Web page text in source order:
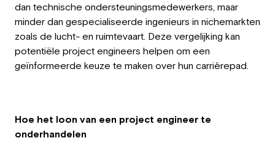
dan technische ondersteuningsmedewerkers, maar
minder dan gespecialiseerde ingenieurs in nichemarkten
zoals de lucht- en ruimtevaart. Deze vergelijking kan
potentiële project engineers helpen om een
geïnformeerde keuze te maken over hun carrièrepad.
Hoe het loon van een project engineer te
onderhandelen